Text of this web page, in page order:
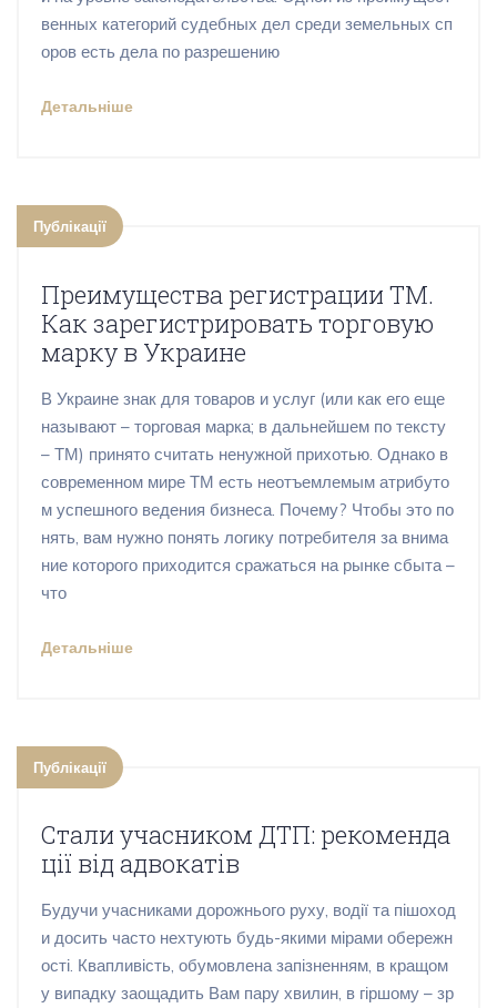
венных категорий судебных дел среди земельных сп
оров есть дела по разрешению
Детальніше
Публікації
Преимущества регистрации ТМ.
Как зарегистрировать торговую
марку в Украине
В Украине знак для товаров и услуг (или как его еще
называют – торговая марка; в дальнейшем по тексту
– ТМ) принято считать ненужной прихотью. Однако в
современном мире ТМ есть неотъемлемым атрибуто
м успешного ведения бизнеса. Почему? Чтобы это по
нять, вам нужно понять логику потребителя за внима
ние которого приходится сражаться на рынке сбыта –
что
Детальніше
Публікації
Стали учасником ДТП: рекоменда
ції від адвокатів
Будучи учасниками дорожнього руху, водії та пішоход
и досить часто нехтують будь-якими мірами обережн
ості. Квапливість, обумовлена запізненням, в кращом
у випадку заощадить Вам пару хвилин, в гіршому – зр